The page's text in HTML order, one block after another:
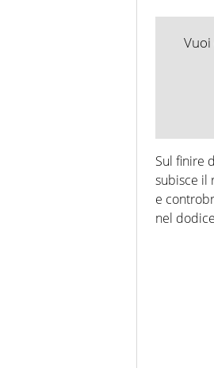
Sul finire
subisce il
e
nel